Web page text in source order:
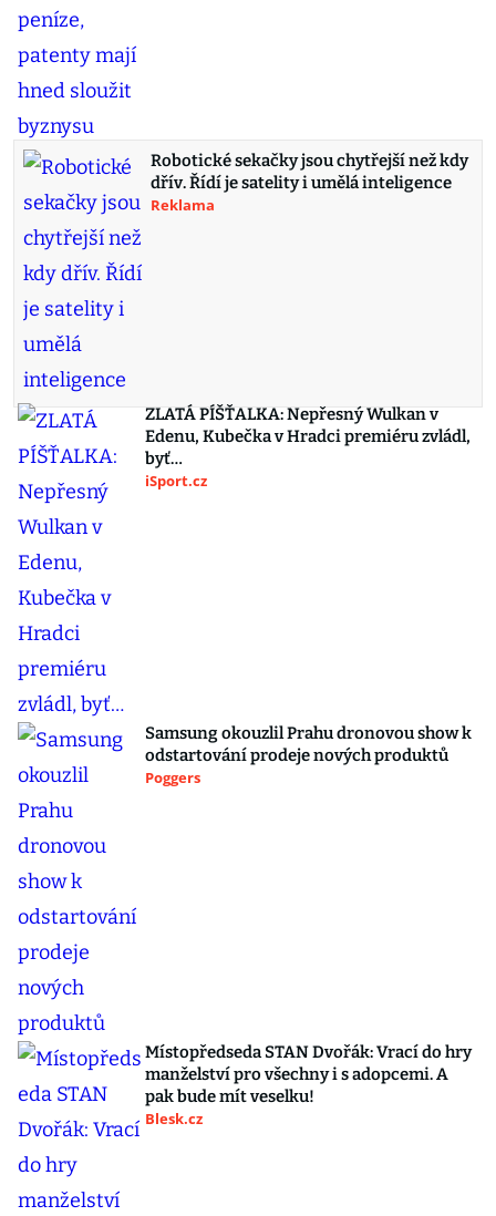
Robotické sekačky jsou chytřejší než kdy
dřív. Řídí je satelity i umělá inteligence
Reklama
ZLATÁ PÍŠŤALKA: Nepřesný Wulkan v
Edenu, Kubečka v Hradci premiéru zvládl,
byť…
iSport.cz
Samsung okouzlil Prahu dronovou show k
odstartování prodeje nových produktů
Poggers
Místopředseda STAN Dvořák: Vrací do hry
manželství pro všechny i s adopcemi. A
pak bude mít veselku!
Blesk.cz